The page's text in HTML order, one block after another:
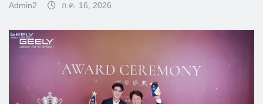
Admin2 ก.ค. 16, 2026